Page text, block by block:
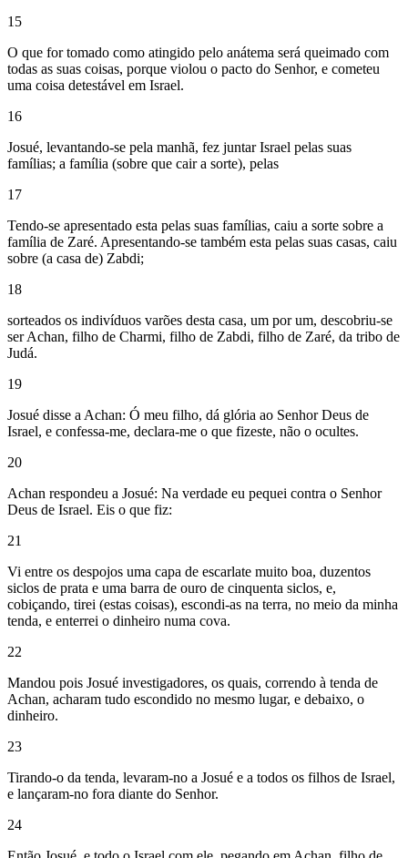
15
O que for tomado como atingido pelo anátema será queimado com
todas as suas coisas, porque violou o pacto do Senhor, e cometeu
uma coisa detestável em Israel.
16
Josué, levantando-se pela manhã, fez juntar Israel pelas suas
famílias; a família (sobre que cair a sorte), pelas
17
Tendo-se apresentado esta pelas suas famílias, caiu a sorte sobre a
família de Zaré. Apresentando-se também esta pelas suas casas, caiu
sobre (a casa de) Zabdi;
18
sorteados os indivíduos varões desta casa, um por um, descobriu-se
ser Achan, filho de Charmi, filho de Zabdi, filho de Zaré, da tribo de
Judá.
19
Josué disse a Achan: Ó meu filho, dá glória ao Senhor Deus de
Israel, e confessa-me, declara-me o que fizeste, não o ocultes.
20
Achan respondeu a Josué: Na verdade eu pequei contra o Senhor
Deus de Israel. Eis o que fiz:
21
Vi entre os despojos uma capa de escarlate muito boa, duzentos
siclos de prata e uma barra de ouro de cinquenta siclos, e,
cobiçando, tirei (estas coisas), escondi-as na terra, no meio da minha
tenda, e enterrei o dinheiro numa cova.
22
Mandou pois Josué investigadores, os quais, correndo à tenda de
Achan, acharam tudo escondido no mesmo lugar, e debaixo, o
dinheiro.
23
Tirando-o da tenda, levaram-no a Josué e a todos os filhos de Israel,
e lançaram-no fora diante do Senhor.
24